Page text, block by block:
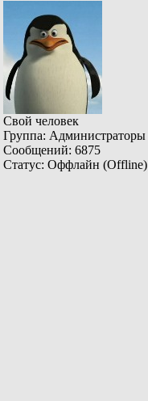
Свой человек
Группа: Администраторы
Сообщений: 6875
Статус: Оффлайн (Offline)